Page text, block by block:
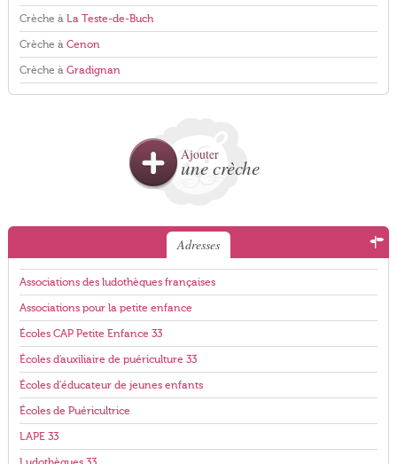
Crèche à La Teste-de-Buch
Crèche à Cenon
Crèche à Gradignan
Ajouter
une crèche
Adresses
Associations des ludothèques françaises
Associations pour la petite enfance
Écoles CAP Petite Enfance 33
Écoles d'auxiliaire de puériculture 33
Écoles d'éducateur de jeunes enfants
Écoles de Puéricultrice
LAPE 33